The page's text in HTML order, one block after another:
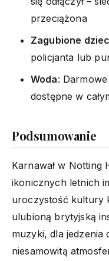
przeciążona
Zagubione
policjanta lub
Woda:
dostępne w
Podsumowanie
Karnawał w Notting
ikonicznych letnich
uroczystość kultury
ulubioną brytyjską
muzyki, dla
niesamowitą